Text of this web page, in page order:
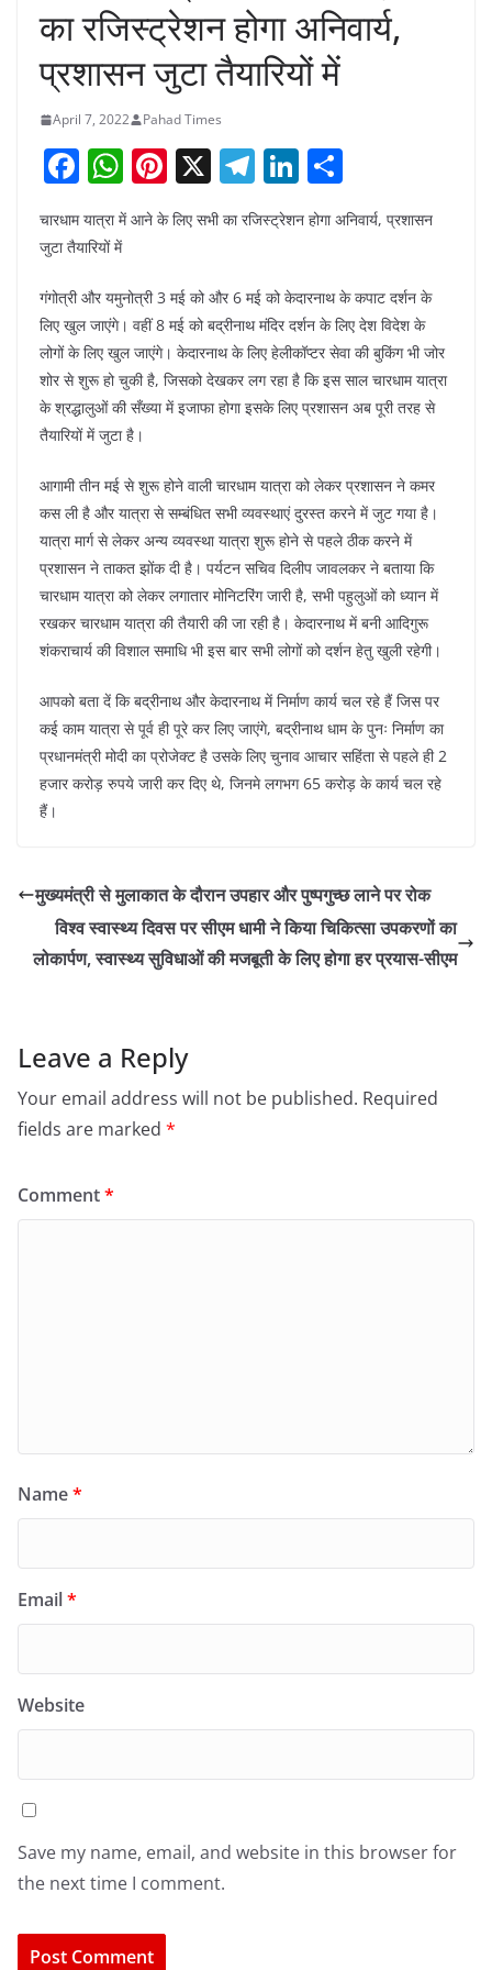
का रजिस्ट्रेशन होगा अनिवार्य,
प्रशासन जुटा तैयारियों में
April 7, 2022 Pahad Times
F
c
b
o
o
k
W
h
at
A
p
p
Pi
nt
er
st
X T
el
e
a
m
Li
n
k
dI
n
h
ar
चारधाम यात्रा में आने के लिए सभी का रजिस्ट्रेशन होगा अनिवार्य, प्रशासन
जुटा तैयारियों में
गंगोत्री और यमुनोत्री 3 मई को और 6 मई को केदारनाथ के कपाट दर्शन के
लिए खुल जाएंगे। वहीं 8 मई को बद्रीनाथ मंदिर दर्शन के लिए देश विदेश के
लोगों के लिए खुल जाएंगे। केदारनाथ के लिए हेलीकॉप्टर सेवा की बुकिंग भी जोर
शोर से शुरू हो चुकी है, जिसको देखकर लग रहा है कि इस साल चारधाम यात्रा
के श्रद्धालुओं की सँख्या में इजाफा होगा इसके लिए प्रशासन अब पूरी तरह से
तैयारियों में जुटा है।
आगामी तीन मई से शुरू होने वाली चारधाम यात्रा को लेकर प्रशासन ने कमर
कस ली है और यात्रा से सम्बंधित सभी व्यवस्थाएं दुरस्त करने में जुट गया है।
यात्रा मार्ग से लेकर अन्य व्यवस्था यात्रा शुरू होने से पहले ठीक करने में
प्रशासन ने ताकत झोंक दी है। पर्यटन सचिव दिलीप जावलकर ने बताया कि
चारधाम यात्रा को लेकर लगातार मोनिटरिंग जारी है, सभी पहुलुओं को ध्यान में
रखकर चारधाम यात्रा की तैयारी की जा रही है। केदारनाथ में बनी आदिगुरू
शंकराचार्य की विशाल समाधि भी इस बार सभी लोगों को दर्शन हेतु खुली रहेगी।
आपको बता दें कि बद्रीनाथ और केदारनाथ में निर्माण कार्य चल रहे हैं जिस पर
कई काम यात्रा से पूर्व ही पूरे कर लिए जाएंगे, बद्रीनाथ धाम के पुनः निर्माण का
प्रधानमंत्री मोदी का प्रोजेक्ट है उसके लिए चुनाव आचार सहिंता से पहले ही 2
हजार करोड़ रुपये जारी कर दिए थे, जिनमे लगभग 65 करोड़ के कार्य चल रहे
हैं।
मुख्यमंत्री से मुलाकात के दौरान उपहार और पुष्पगुच्छ लाने पर रोक
विश्व स्वास्थ्य दिवस पर सीएम धामी ने किया चिकित्सा उपकरणों का
लोकार्पण, स्वास्थ्य सुविधाओं की मजबूती के लिए होगा हर प्रयास-सीएम
Leave a Reply
Your email address will not be published. Required
fields are marked *
Comment*
Name*
Email*
Website
Save my name, email, and website in this browser for
the next time I comment.